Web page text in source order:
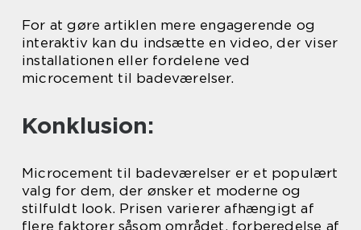
For at gøre artiklen mere engagerende og
interaktiv kan du indsætte en video, der viser
installationen eller fordelene ved
microcement til badeværelser.
Konklusion:
Microcement til badeværelser er et populært
valg for dem, der ønsker et moderne og
stilfuldt look. Prisen varierer afhængigt af
flere faktorer såsom området, forberedelse af